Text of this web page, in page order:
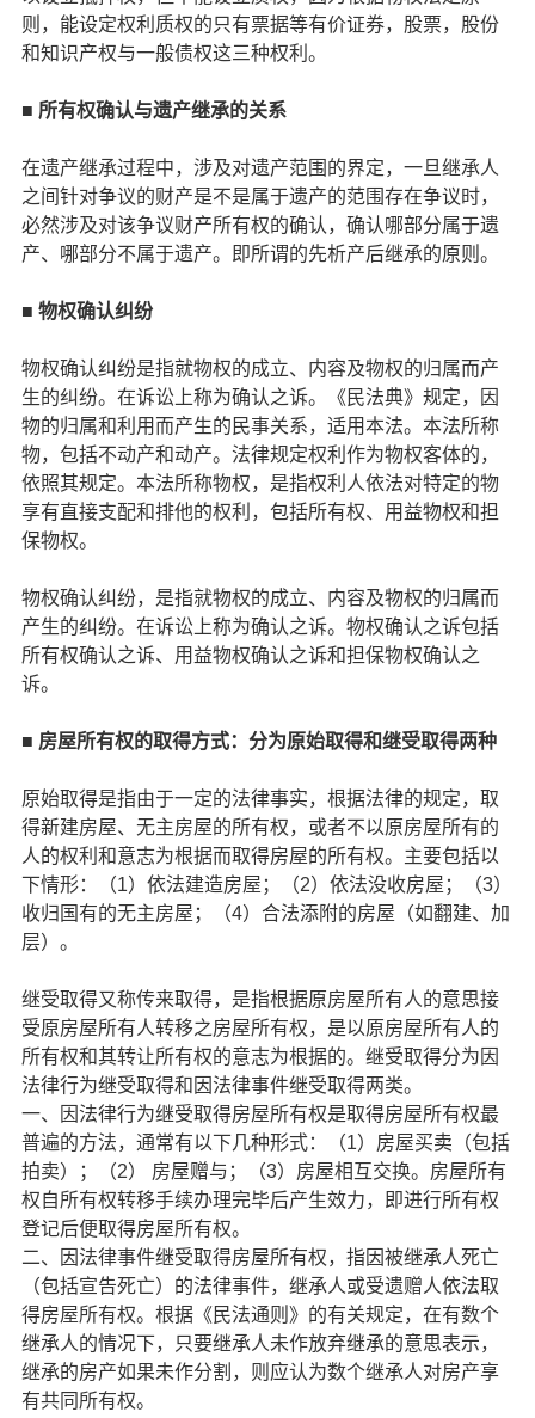
则，能设定权利质权的只有票据等有价证券，股票，股份
和知识产权与一般债权这三种权利。
■ 所有权确认与遗产继承的关系
在遗产继承过程中，涉及对遗产范围的界定，一旦继承人
之间针对争议的财产是不是属于遗产的范围存在争议时，
必然涉及对该争议财产所有权的确认，确认哪部分属于遗
产、哪部分不属于遗产。即所谓的先析产后继承的原则。
■ 物权确认纠纷
物权确认纠纷是指就物权的成立、内容及物权的归属而产
生的纠纷。在诉讼上称为确认之诉。《民法典》规定，因
物的归属和利用而产生的民事关系，适用本法。本法所称
物，包括不动产和动产。法律规定权利作为物权客体的，
依照其规定。本法所称物权，是指权利人依法对特定的物
享有直接支配和排他的权利，包括所有权、用益物权和担
保物权。
物权确认纠纷，是指就物权的成立、内容及物权的归属而
产生的纠纷。在诉讼上称为确认之诉。物权确认之诉包括
所有权确认之诉、用益物权确认之诉和担保物权确认之
诉。
■ 房屋所有权的取得方式：分为原始取得和继受取得两种
原始取得是指由于一定的法律事实，根据法律的规定，取
得新建房屋、无主房屋的所有权，或者不以原房屋所有的
人的权利和意志为根据而取得房屋的所有权。主要包括以
下情形：（1）依法建造房屋；（2）依法没收房屋；（3）
收归国有的无主房屋；（4）合法添附的房屋（如翻建、加
层）。
继受取得又称传来取得，是指根据原房屋所有人的意思接
受原房屋所有人转移之房屋所有权，是以原房屋所有人的
所有权和其转让所有权的意志为根据的。继受取得分为因
法律行为继受取得和因法律事件继受取得两类。
一、因法律行为继受取得房屋所有权是取得房屋所有权最
普遍的方法，通常有以下几种形式：（1）房屋买卖（包括
拍卖）；（2） 房屋赠与；（3）房屋相互交换。房屋所有
权自所有权转移手续办理完毕后产生效力，即进行所有权
登记后便取得房屋所有权。
二、因法律事件继受取得房屋所有权，指因被继承人死亡
（包括宣告死亡）的法律事件，继承人或受遗赠人依法取
得房屋所有权。根据《民法通则》的有关规定，在有数个
继承人的情况下，只要继承人未作放弃继承的意思表示，
继承的房产如果未作分割，则应认为数个继承人对房产享
有共同所有权。